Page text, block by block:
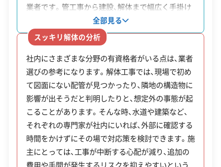
建物構造 木造
対応業務 産業廃棄物収集運搬業
公式HP 公式サイトを見る
許可番号
【建設業許可】
愛知県知事：第102854号
【産業廃棄物収集運搬業許可】
愛知県知事：第02300027457号
全部見る
この解体業者の特徴
業者です。管工事から建設、解体まで幅広く手掛け
ています。同社の特徴は、さまざまな分野の有資格
者が社内に多数在籍している点です。こうした技術
力を背景に、「名古屋市演劇練習館 解体撤去工事」を
はじめとする公共工事も担当した実績があります。
また、解体工事だけでなく、その後の土地活用や不
動産に関する相談にも応じているため、建物に関す
る事柄をまとめて依頼することが可能です。
全部見る
スッキリ解体の分析
社内にさまざまな分野の有資格者がいる点は、業者
選びの参考になります。解体工事では、現場で初め
て図面にない配管が見つかったり、隣地の構造物に
影響が出そうだと判明したりと、想定外の事態が起
こることがあります。そんな時、水道や建築など、
それぞれの専門家が社内にいれば、外部に確認する
時間をかけずにその場で対応策を検討できます。施
主にとっては、工事が中断する心配が減り、追加の
費用や手間が発生するリスクを抑えやすいという